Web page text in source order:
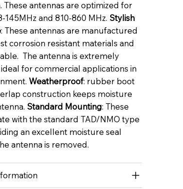
These antennas are optimized for
145MHz and 810-860 MHz. Stylish
: These antennas are manufactured
corrosion resistant materials and
The antenna is extremely
for commercial applications in
Weatherproof: rubber boot
construction keeps moisture
Standard Mounting: These
with the standard TAD/NMO type
an excellent moisture seal
antenna is removed.